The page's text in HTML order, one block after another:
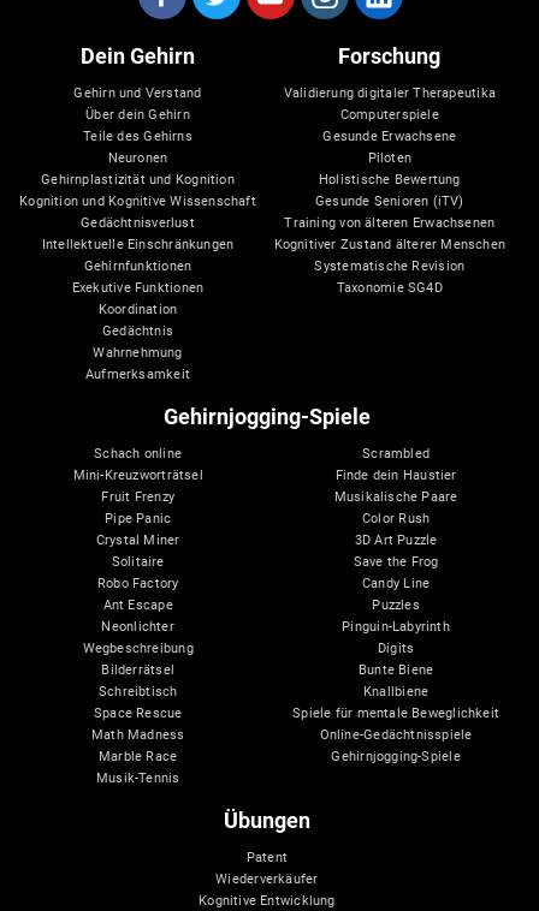
Dein Gehirn
Gehirn und Verstand
Über dein Gehirn
Teile des Gehirns
Neuronen
Gehirnplastizität und Kognition
Kognition und Kognitive Wissenschaft
Gedächtnisverlust
Intellektuelle Einschränkungen
Gehirnfunktionen
Exekutive Funktionen
Koordination
Gedächtnis
Wahrnehmung
Aufmerksamkeit
Forschung
Validierung digitaler Therapeutika
Computerspiele
Gesunde Erwachsene
Piloten
Holistische Bewertung
Gesunde Senioren (iTV)
Training von älteren Erwachsenen
Kognitiver Zustand älterer Menschen
Systematische Revision
Taxonomie SG4D
Gehirnjogging-Spiele
Schach online
Mini-Kreuzworträtsel
Fruit Frenzy
Pipe Panic
Crystal Miner
Solitaire
Robo Factory
Ant Escape
Neonlichter
Wegbeschreibung
Bilderrätsel
Schreibtisch
Space Rescue
Math Madness
Marble Race
Musik-Tennis
Scrambled
Finde dein Haustier
Musikalische Paare
Color Rush
3D Art Puzzle
Save the Frog
Candy Line
Puzzles
Pinguin-Labyrinth
Digits
Bunte Biene
Knallbiene
Spiele für mentale Beweglichkeit
Online-Gedächtnisspiele
Gehirnjogging-Spiele
Übungen
Patent
Wiederverkäufer
Kognitive Entwicklung